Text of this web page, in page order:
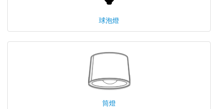
球泡燈
筒燈